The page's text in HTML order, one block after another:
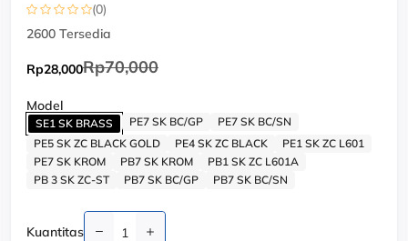
(0)
2600 Tersedia
Rp28,000Rp70,000
Model
SE1 SK BRASS PE7 SK BC/GP
PE7 SK BC/SN
PE5 SK ZC BLACK GOLD
PE4 SK ZC BLACK
PE1 SK ZC L601
PE7 SK KROM
PB7 SK KROM
PB1 SK ZC L601A
PB 3 SK ZC-ST
PB7 SK BC/GP PB7 SK BC/SN
Kuantitas